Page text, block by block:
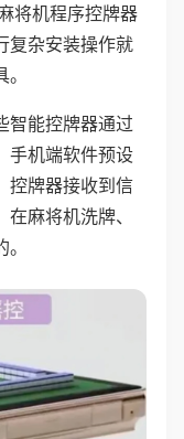
将机程序控牌器
复杂安装操作就
智能控牌器通过
手机端软件预设
控牌器接收到信
麻将机洗牌、